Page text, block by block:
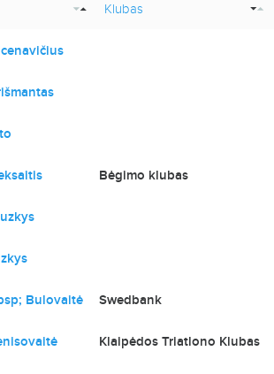
Klubas
Bėgimo klubas
Bulovaitė Swedbank
Klaipėdos Triatlono Klubas